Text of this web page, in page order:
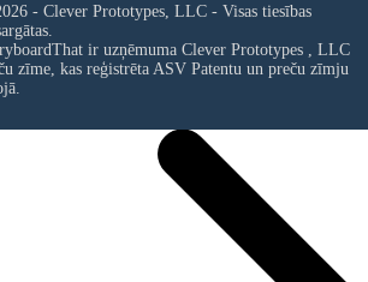
- Clever Prototypes, LLC - Visas tiesības
ir uzņēmuma Clever Prototypes , LLC
zīme, kas reģistrēta ASV Patentu un preču zīmju